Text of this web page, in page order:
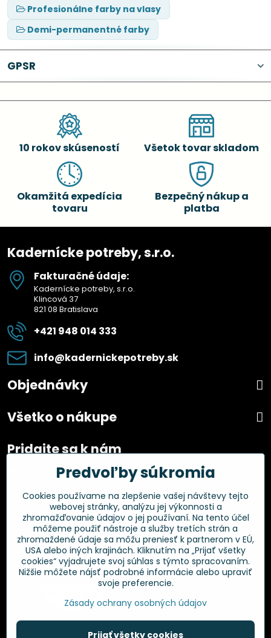
Profesionálne farby na vlasy
Demi-permanentné farby
GPSR
10 rokov skúseností Všetok tovar skladom
Okamžitá expedícia
tovaru
Bezpečný nákup a
platba
Kadernícke potreby, s.r.o.
Fakturačné údaje:
Kadernícke potreby, s.r.o.
Klincová 37
821 08 Bratislava
+421 948 014 333
info​@kadernickepotreby​.sk
Objednávky
Všetko o nákupe
Pridajte sa k nám
Facebook
Overené zákazníkmi
Predvoľby súkromia
Cookies používame na zlepšenie vašej návštevy tejto
webovej stránky, analýzu jej výkonnosti a
zhromažďovanie údajov o jej používaní. Na tento účel
môžeme použiť nástroje a služby tretích strán a
zhromaždené údaje sa môžu preniesť k partnerom v EÚ,
USA alebo iných krajinách. Kliknutím na „Prijať všetky
cookies“ vyjadrujete svoj súhlas s týmto spracovaním.
Nižšie môžete nájsť podrobné informácie alebo upraviť
svoje preferencie.
Zásady ochrany osobných údajov
Prijať všetky cookies